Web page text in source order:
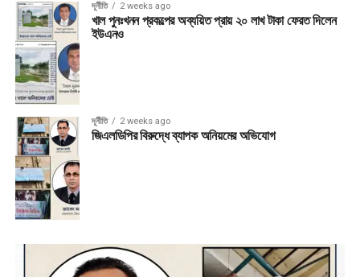
দূর্নীতি 2 weeks ago
খাল পুনঃখনন প্রকল্পের অব্যয়িত প্রায় ২০ লাখ টাকা ফেরত দিলেন
ইউএনও
দূর্নীতি 2 weeks ago
জিএলডিপির বিরুদ্ধে ব্যাপক অনিয়মের অভিযোগ